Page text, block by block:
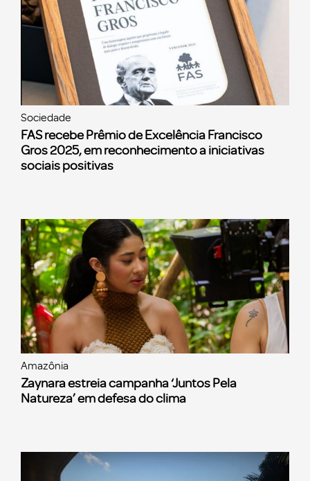
Sociedade
FAS recebe Prêmio de Excelência Francisco
Gros 2025, em reconhecimento a iniciativas
sociais positivas
Amazônia
Zaynara estreia campanha ‘Juntos Pela
Natureza’ em defesa do clima